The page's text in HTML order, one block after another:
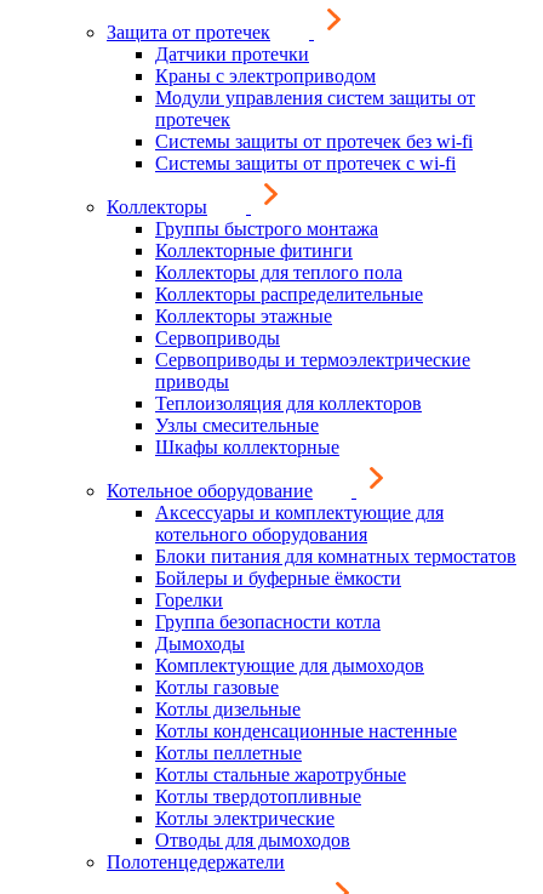
Защита от протечек
Датчики протечки
Краны с электроприводом
Модули управления систем защиты от
протечек
Системы защиты от протечек без wi-fi
Системы защиты от протечек с wi-fi
Коллекторы
Группы быстрого монтажа
Коллекторные фитинги
Коллекторы для теплого пола
Коллекторы распределительные
Коллекторы этажные
Сервоприводы
Сервоприводы и термоэлектрические
приводы
Теплоизоляция для коллекторов
Узлы смесительные
Шкафы коллекторные
Котельное оборудование
Аксессуары и комплектующие для
котельного оборудования
Блоки питания для комнатных термостатов
Бойлеры и буферные ёмкости
Горелки
Группа безопасности котла
Дымоходы
Комплектующие для дымоходов
Котлы газовые
Котлы дизельные
Котлы конденсационные настенные
Котлы пеллетные
Котлы стальные жаротрубные
Котлы твердотопливные
Котлы электрические
Отводы для дымоходов
Полотенцедержатели